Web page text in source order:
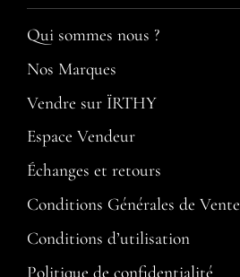
Qui sommes nous ?
Nos Marques
Vendre sur ÏRTHY
Espace Vendeur
Échanges et retours
Conditions Générales de Vente
Conditions d’utilisation​
Politique de confidentialité